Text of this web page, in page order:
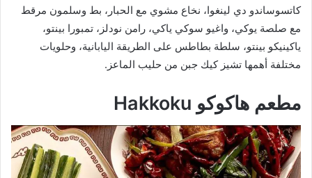
كاتسوساندو دي لينغوا، نخاع مشوي مع الحبار، بط وسلمون مرقط
مع صلصة يوكي، واغيو سوكي ياكي، رامن نودلز، تمبورا بينتو،
ياكينيكو بينتو، سلطة بطاطس على الطريقة اليابانية، وحلويات
مختلفة أهمها تشيز كيك جبن من حليب الماعز.
مطعم هاكوكو Hakkoku